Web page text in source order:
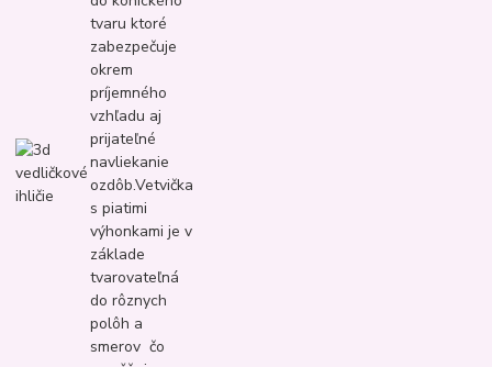
tvaru ktoré
zabezpečuje
okrem
príjemného
vzhľadu aj
prijateľné
navliekanie
ozdôb.Vetvička
s piatimi
výhonkami je v
základe
tvarovateľná
do rôznych
polôh a
smerov čo